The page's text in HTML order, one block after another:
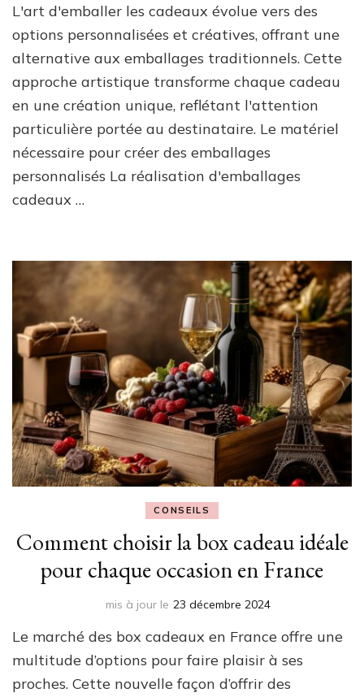
L'art d'emballer les cadeaux évolue vers des
options personnalisées et créatives, offrant une
alternative aux emballages traditionnels. Cette
approche artistique transforme chaque cadeau
en une création unique, reflétant l'attention
particulière portée au destinataire. Le matériel
nécessaire pour créer des emballages
personnalisés La réalisation d'emballages
cadeaux …
CONSEILS
Comment choisir la box cadeau idéale
pour chaque occasion en France
mis à jour le 23 décembre 2024
Le marché des box cadeaux en France offre une
multitude d’options pour faire plaisir à ses
proches. Cette nouvelle façon d’offrir des